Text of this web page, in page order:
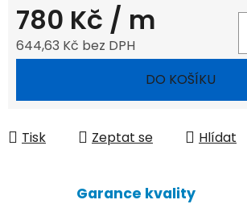
780 Kč / m
644,63 Kč bez DPH
DO KOŠÍKU
Tisk Zeptat se Hlídat
Garance kvality